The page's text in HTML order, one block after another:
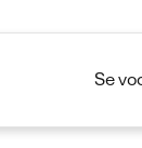
Se